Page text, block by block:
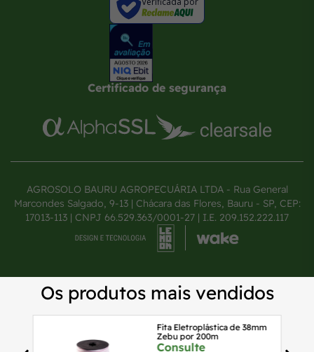
Certificado de segurança
AGROSOLO BAURU AGROPECUÁRIA LTDA - Rua General
Marcondes Salgado, 9-13 | Chácara das Flores, Bauru - SP, CEP:
17013-113 | CNPJ 66.529.363/0001-27 | I.E. 209.152.222.117